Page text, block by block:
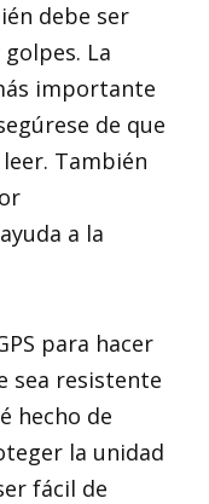
debe ser
La
importante
de que
También
a la
para hacer
sea resistente
hecho de
la unidad
fácil de